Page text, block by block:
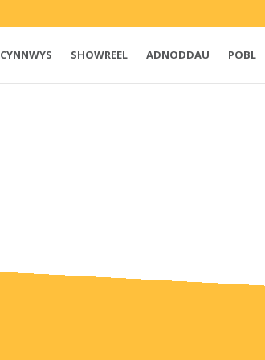
CYNNWYS SHOWREEL ADNODDAU POBL